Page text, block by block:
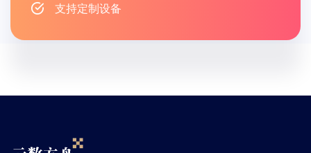
支持定制设备